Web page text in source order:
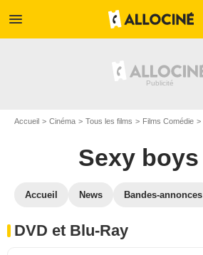
menu
Accueil Cinéma Tous les films Films Comédie
Sexy boys
Accueil News Bandes-annonces
DVD et Blu-Ray